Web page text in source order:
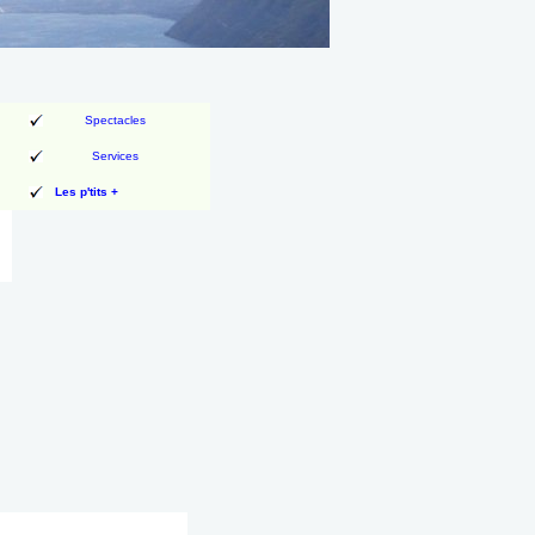
Spectacles
Services
Les p'tits +